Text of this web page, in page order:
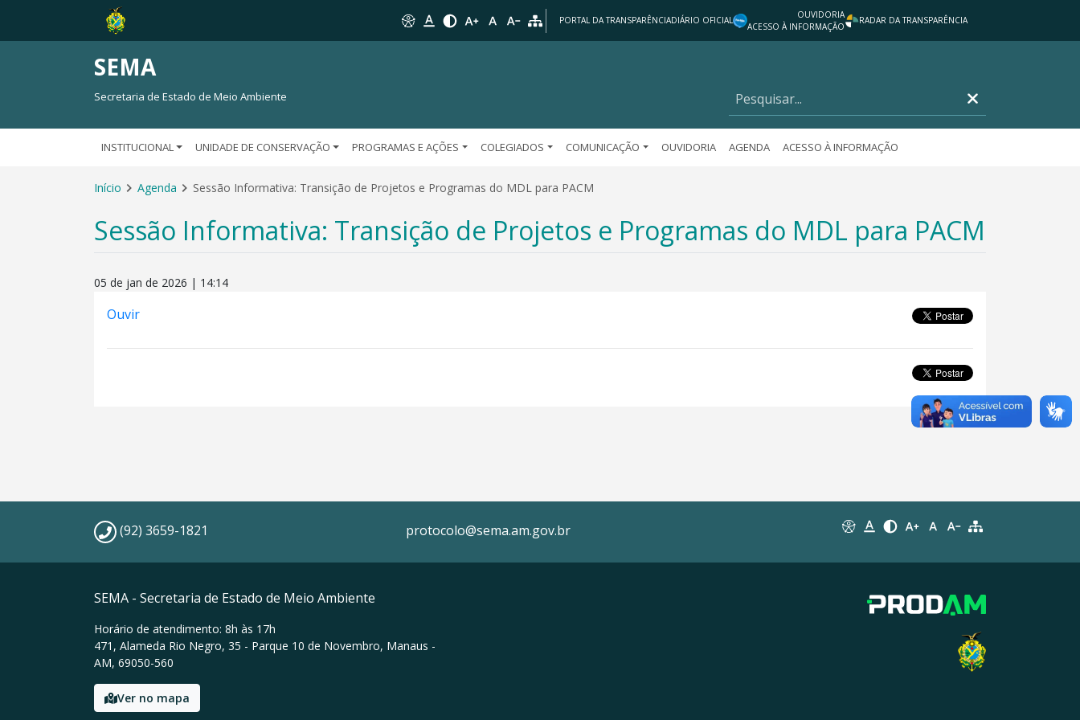
PORTAL DA TRANSPARÊNCIADIÁRIO OFICIAL
OUVIDORIA
ACESSO À INFORMAÇÃO
RADAR DA TRANSPARÊNCIA
SEMA
Secretaria de Estado de Meio Ambiente
INSTITUCIONAL UNIDADE DE CONSERVAÇÃO PROGRAMAS E AÇÕES COLEGIADOS COMUNICAÇÃO OUVIDORIA AGENDA ACESSO À INFORMAÇÃO
Início Agenda Sessão Informativa: Transição de Projetos e Programas do MDL para PACM
Sessão Informativa: Transição de Projetos e Programas do MDL para PACM
05 de jan de 2026 | 14:14
Ouvir
(92) 3659-1821 protocolo@sema.am.gov.br
SEMA - Secretaria de Estado de Meio Ambiente
Horário de atendimento: 8h às 17h
471, Alameda Rio Negro, 35 - Parque 10 de Novembro, Manaus -
AM, 69050-560
Ver no mapa